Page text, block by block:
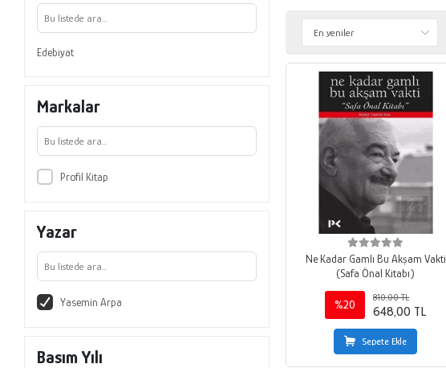
Edebiyat
Markalar
Profil Kitap
Yazar
Yasemin Arpa
Basım Yılı
Ne Kadar Gamlı Bu Akşam Vakti
(Safa Önal Kitabı)
%20
810,00 TL
648,00 TL
Sepete Ekle